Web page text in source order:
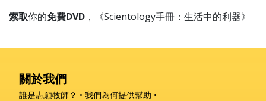
索取你的免費DVD ，《Scientology手冊：生活中的利器》
關於我們
誰是志願牧師？ 我們為何提供幫助